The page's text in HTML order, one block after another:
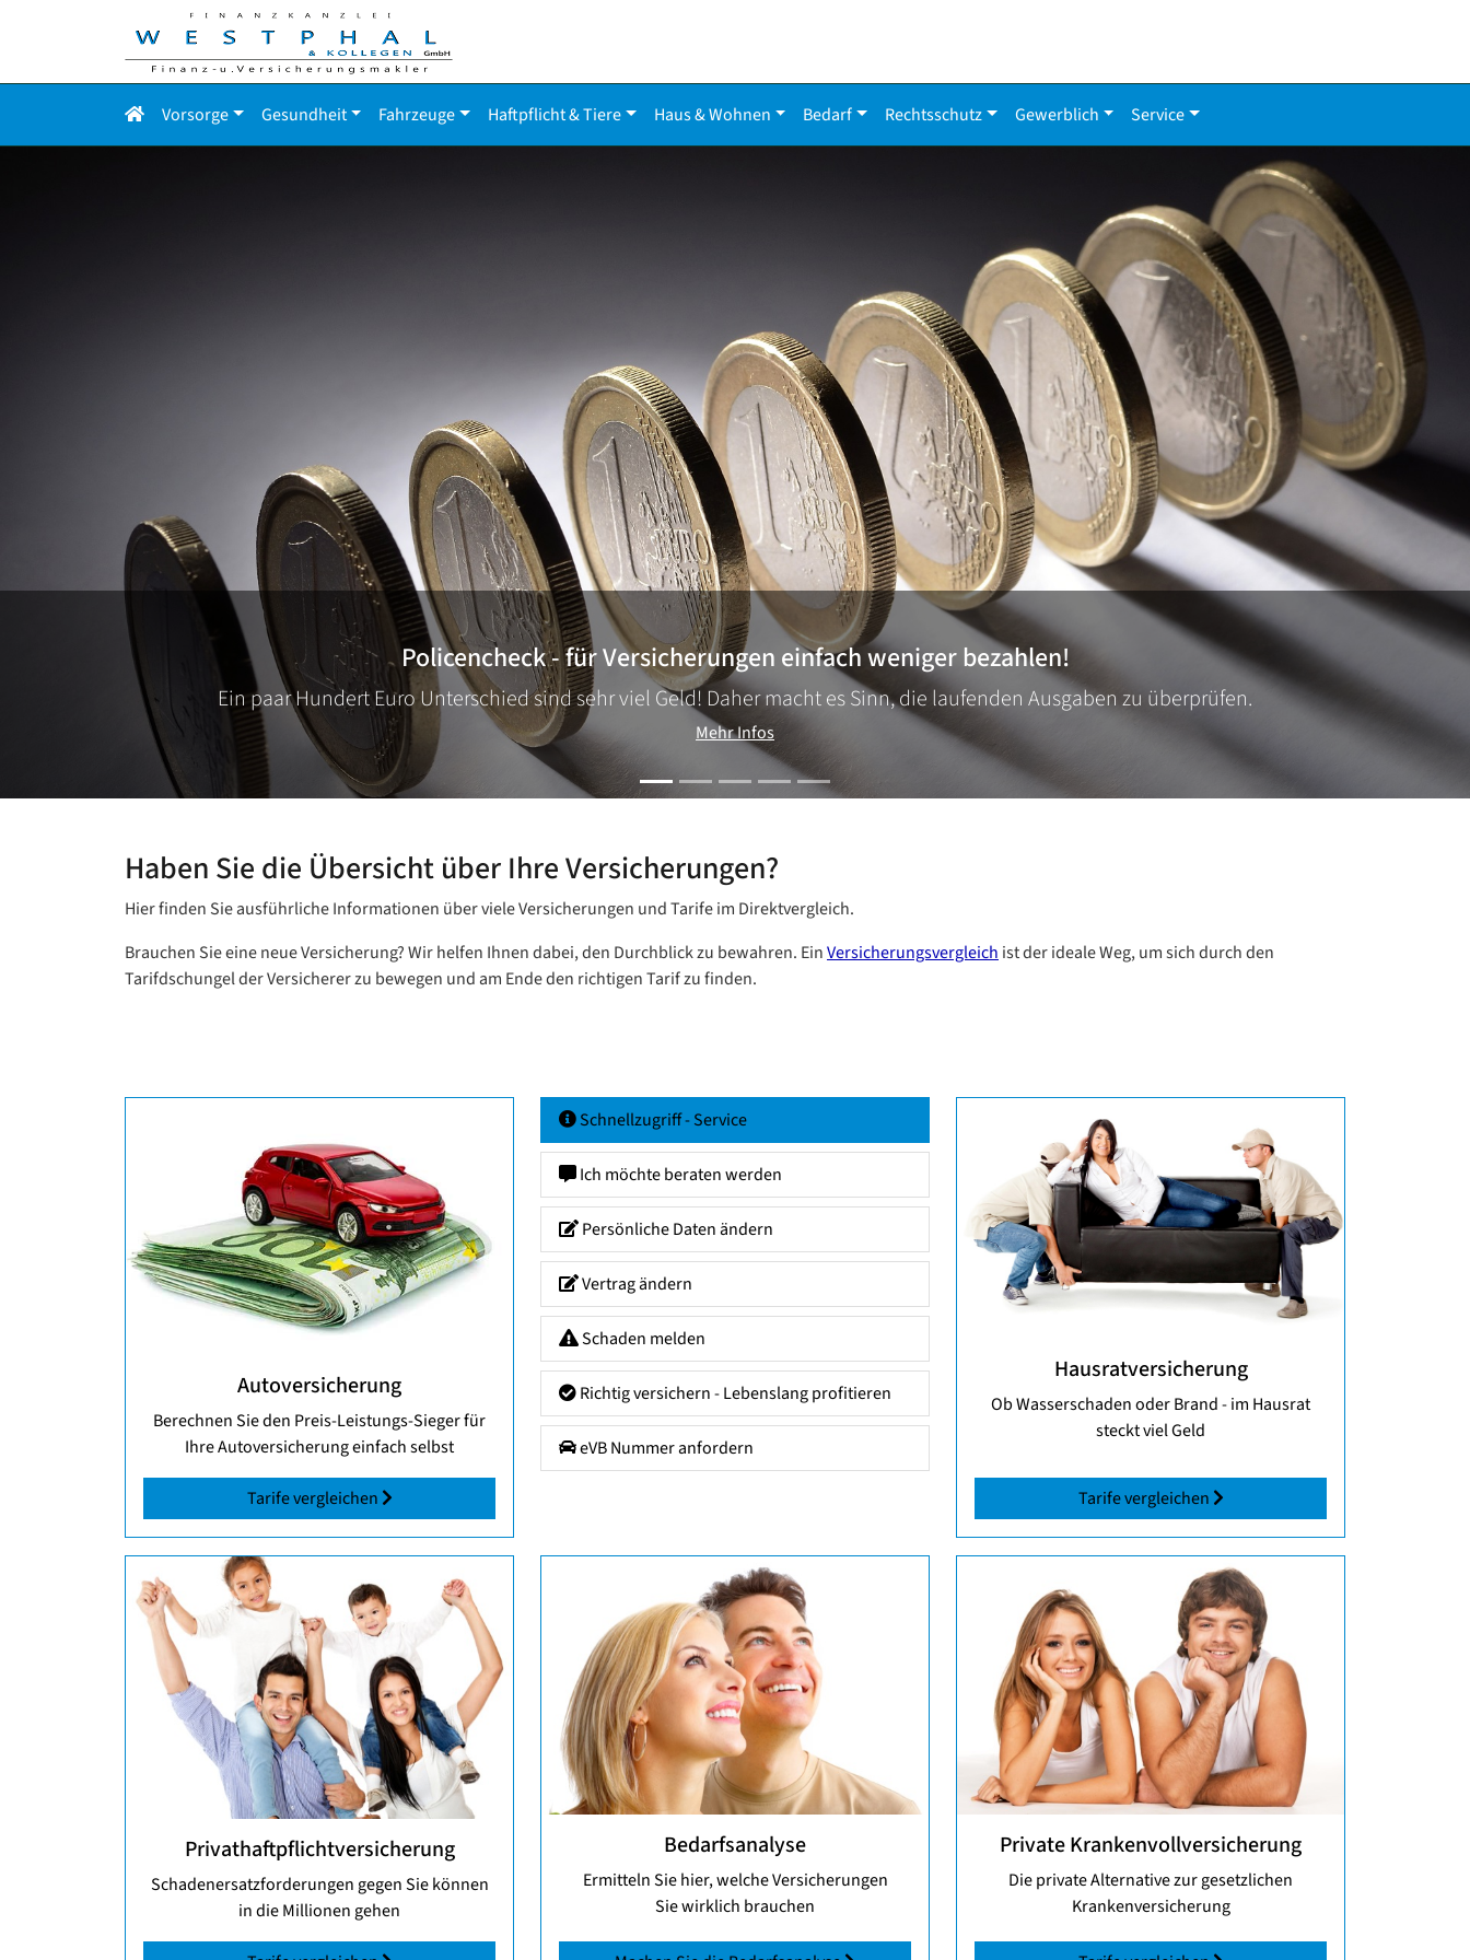
Vorsorge Gesundheit Fahrzeuge Haftpflicht & Tiere Haus & Wohnen Bedarf Rechtsschutz Gewerblich Service
Policencheck - für Versicherungen einfach weniger bezahlen!
Ein paar Hundert Euro Unterschied sind sehr viel Geld! Daher macht es Sinn, die laufenden Ausgaben zu überprüfen.
Mehr Infos
Haben Sie die Übersicht über Ihre Versicherungen?
Hier finden Sie ausführliche Informationen über viele Versicherungen und Tarife im Direktvergleich.
Brauchen Sie eine neue Versicherung? Wir helfen Ihnen dabei, den Durchblick zu bewahren. EinVersicherungsvergleich ist der ideale Weg, um sich durch den
Tarifdschungel der Versicherer zu bewegen und am Ende den richtigen Tarif zu finden.
Autoversicherung
Berechnen Sie den Preis-Leistungs-Sieger für
Ihre Autoversicherung einfach selbst
Tarife vergleichen
Schnellzugriff - Service
Ich möchte beraten werden
Persönliche Daten ändern
Vertrag ändern
Schaden melden
Richtig versichern - Lebenslang profitieren
eVB Nummer anfordern
Hausratversicherung
Ob Wasserschaden oder Brand - im Hausrat
steckt viel Geld
Tarife vergleichen
Privathaftpflichtversicherung
Schadenersatzforderungen gegen Sie können
in die Millionen gehen
Bedarfsanalyse
Ermitteln Sie hier, welche Versicherungen
Sie wirklich brauchen
Private Krankenvollversicherung
Die private Alternative zur gesetzlichen
Krankenversicherung